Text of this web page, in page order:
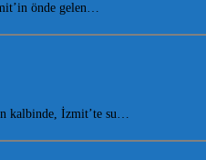
önde gelen…
kalbinde, İzmit’te su…